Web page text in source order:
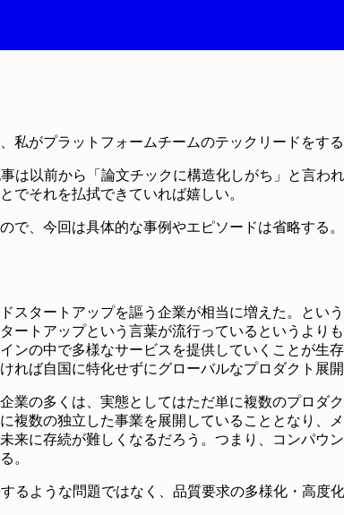
私がプラットフォームチームのテックリードをす
は以前から「論文チックに構造化しがち」と言わ
でそれを払拭できていれば嬉しい。
で、今回は具体的な事例やエピソードは省略する。
スタートアップを謳う企業が相当に増えた。とい
ートアップという言葉が流行っているというより
ンの中で多様なサービスを提供していくことが生
れば自国に特化せずにグローバルなプロダクト展
業の多くは、実態としてはただ単に複数のプロ
複数の独立した事業を展開していることとなり、
来に存続が難しくなるだろう。つまり、コンパウ
。
るような問題ではなく、品質要求の多様化・高度